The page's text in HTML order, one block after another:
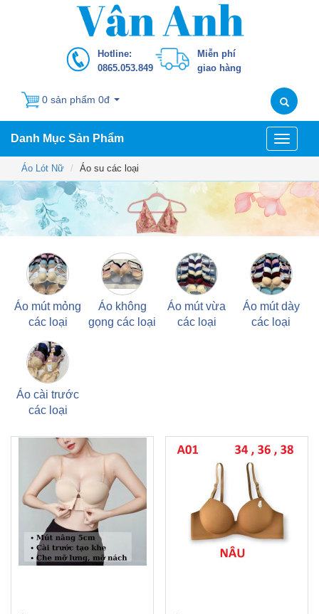
Hotline:
0865.053.849
Miễn phí
giao hàng
0 sản phẩm 0đ
Danh Mục Sản Phẩm
Toggle
Áo Lót Nữ
Áo su các loại
Áo mút mỏng
các loại
Áo không
gọng các loại
Áo mút vừa
các loại
Áo mút dày
các loại
Áo cài trước
các loại